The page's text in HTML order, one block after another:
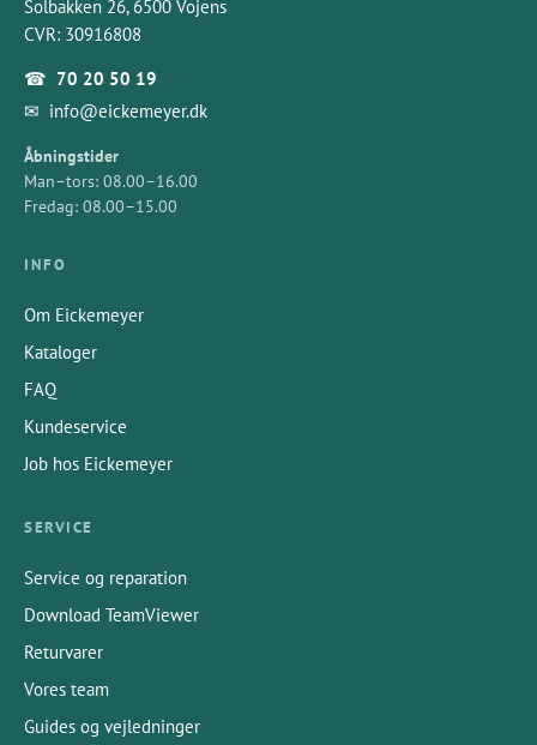
Solbakken 26, 6500 Vojens
CVR: 30916808
☎ 70 20 50 19
✉ info@eickemeyer.dk
Åbningstider
Man–tors: 08.00–16.00
Fredag: 08.00–15.00
INFO
Om Eickemeyer
Kataloger
FAQ
Kundeservice
Job hos Eickemeyer
SERVICE
Service og reparation
Download TeamViewer
Returvarer
Vores team
Guides og vejledninger